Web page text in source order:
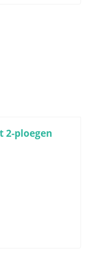
2-ploegen